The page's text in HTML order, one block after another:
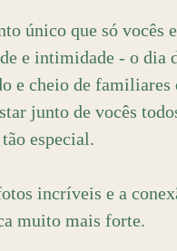
único que só vocês
e intimidade - o dia
e cheio de familiares
junto de vocês
especial.
incríveis e a
muito mais forte.